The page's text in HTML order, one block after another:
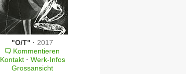
"O/T" · 2017
Kommentieren
Kontakt · Werk-Infos
Grossansicht